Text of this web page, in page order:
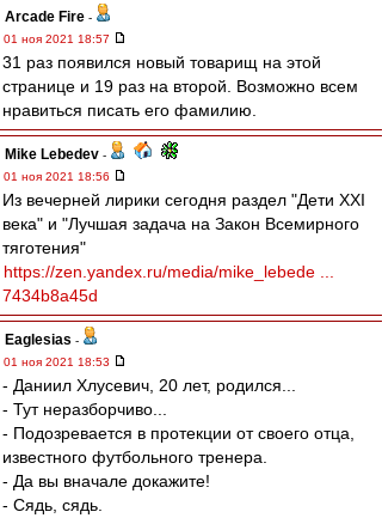
Arcade Fire -
01 ноя 2021 18:57
31 раз появился новый товарищ на этой
странице и 19 раз на второй. Возможно всем
нравиться писать его фамилию.
Mike Lebedev -
01 ноя 2021 18:56
Из вечерней лирики сегодня раздел "Дети XXI
века" и "Лучшая задача на Закон Всемирного
тяготения"
https://zen.yandex.ru/media/mike_lebede ...
7434b8a45d
Eaglesias -
01 ноя 2021 18:53
- Даниил Хлусевич, 20 лет, родился...
- Тут неразборчиво...
- Подозревается в протекции от своего отца,
известного футбольного тренера.
- Да вы вначале докажите!
- Сядь, сядь.